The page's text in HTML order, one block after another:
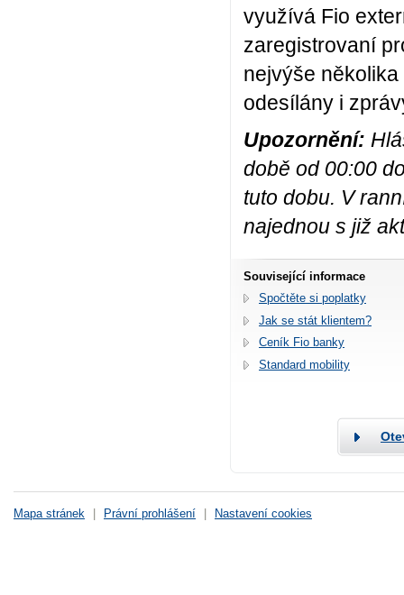
využívá Fio
zaregistrovaní
nejvýše
odesílány i
Upozornění:
době od 00:00
tuto dobu. V
najednou s již
Související informace
Spočtěte si poplatky
Jak se stát klientem?
Ceník Fio banky
Standard mobility
Mapa stránek | Právní prohlášení | Nastavení cookies